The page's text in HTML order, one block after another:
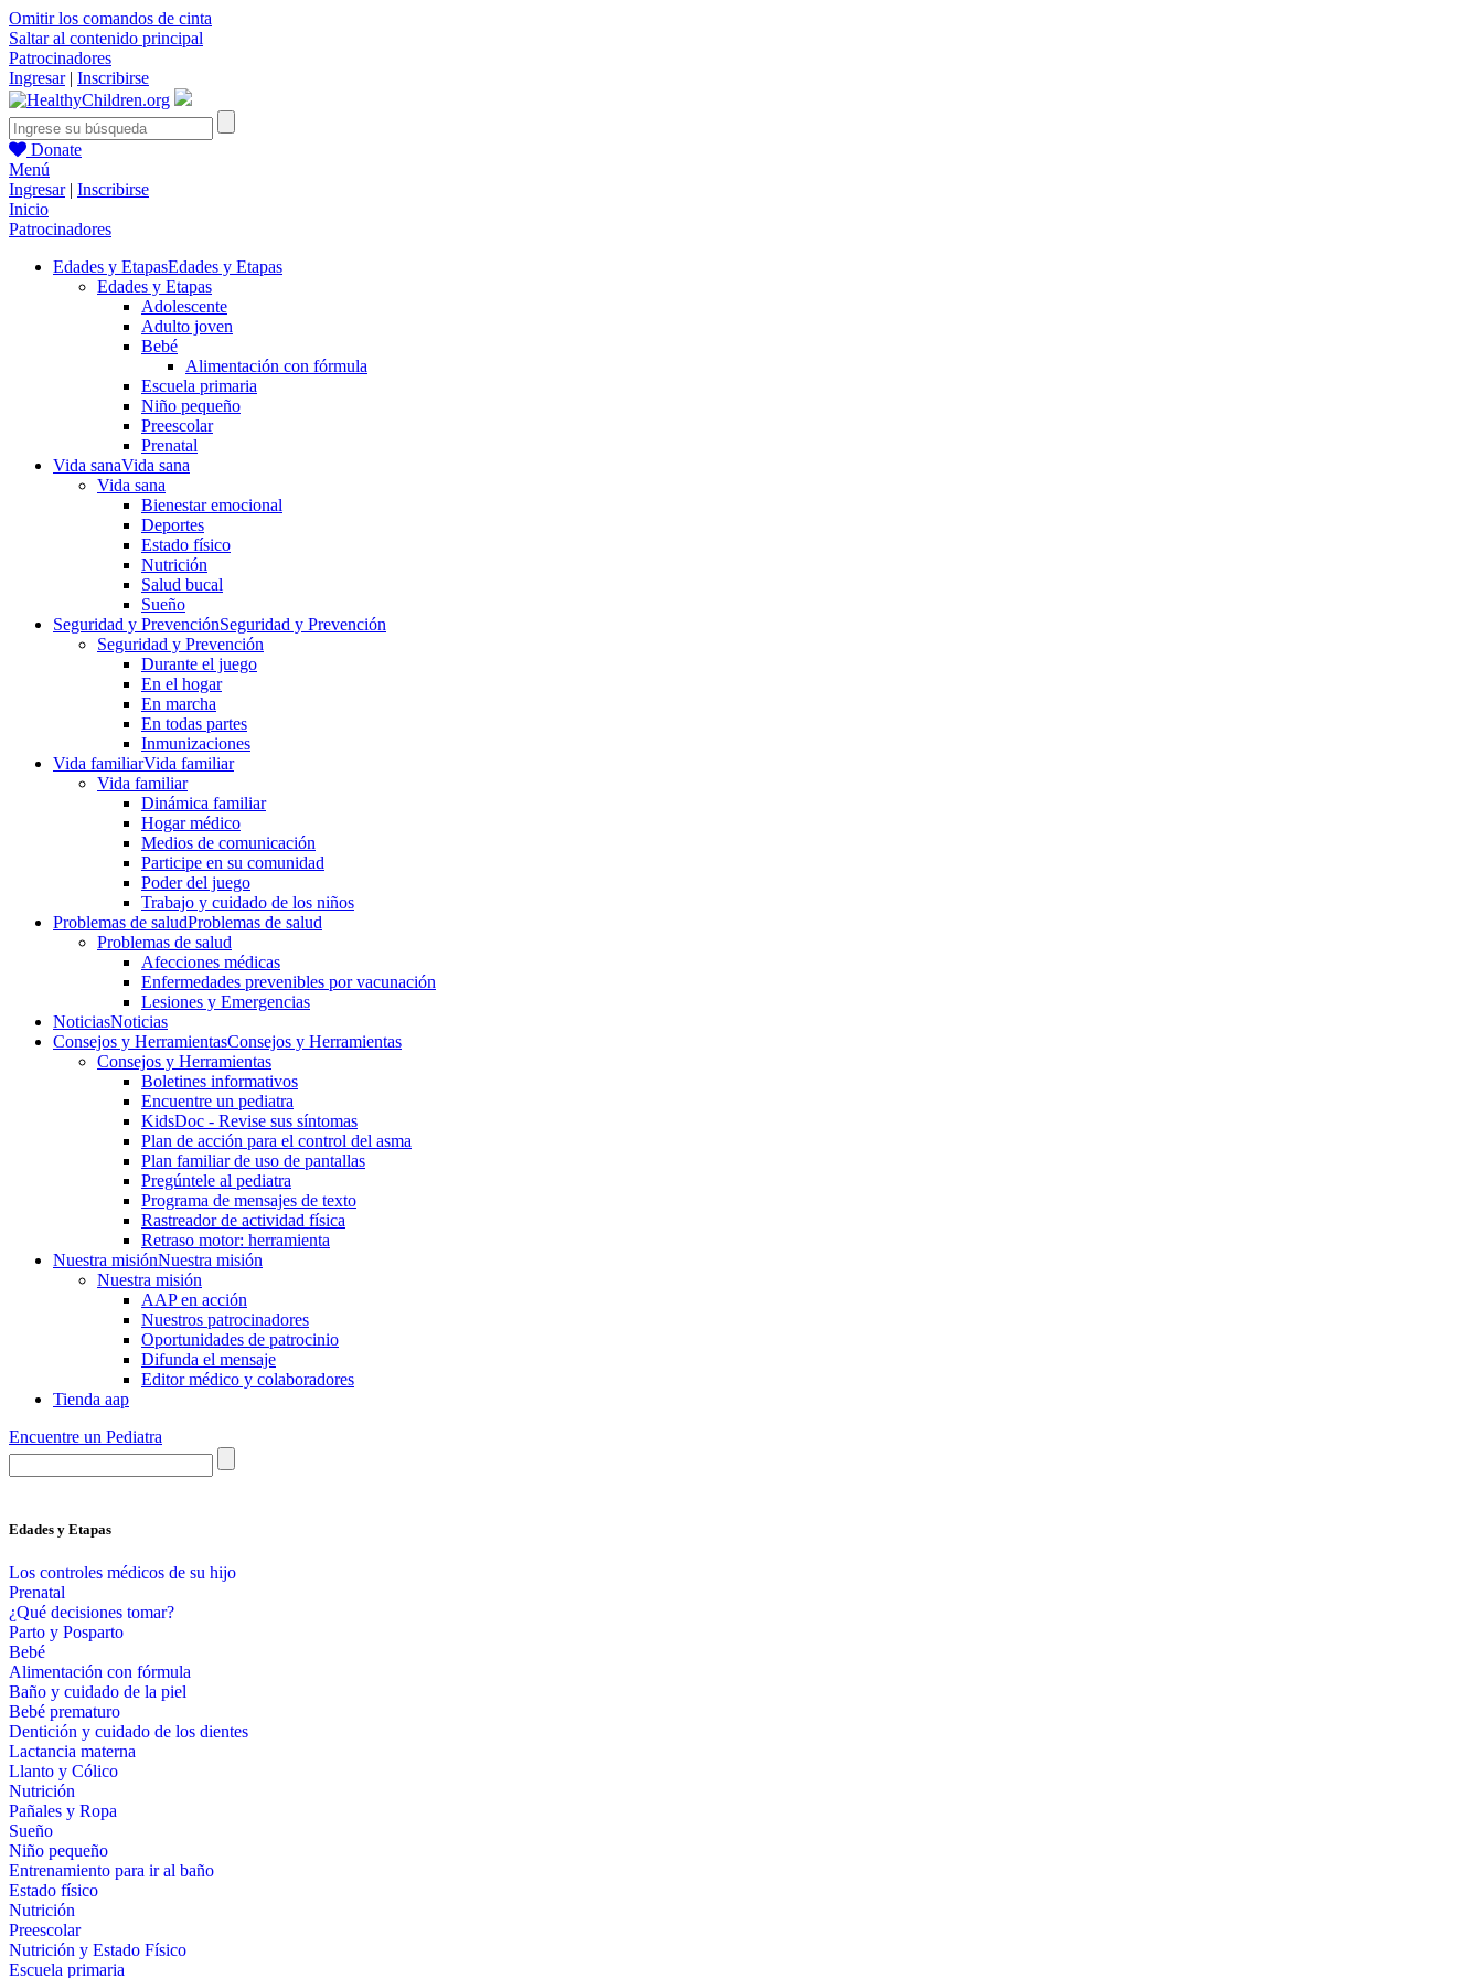
Omitir los comandos de cinta
Saltar al contenido principal
Patrocinadores
Ingresar| Inscribirse
Donate
Menú
Ingresar| Inscribirse
Inicio
Patrocinadores
Edades y EtapasEdades y Etapas
Edades y Etapas
Adolescente
Adulto joven
Bebé
Alimentación con fórmula
Escuela primaria
Niño pequeño
Preescolar
Prenatal
Vida sanaVida sana
Vida sana
Bienestar emocional
Deportes
Estado físico
Nutrición
Salud bucal
Sueño
Seguridad y PrevenciónSeguridad y Prevención
Seguridad y Prevención
Durante el juego
En el hogar
En marcha
En todas partes
Inmunizaciones
Vida familiarVida familiar
Vida familiar
Dinámica familiar
Hogar médico
Medios de comunicación
Participe en su comunidad
Poder del juego
Trabajo y cuidado de los niños
Problemas de saludProblemas de salud
Problemas de salud
Afecciones médicas
Enfermedades prevenibles por vacunación
Lesiones y Emergencias
NoticiasNoticias
Consejos y HerramientasConsejos y Herramientas
Consejos y Herramientas
Boletines informativos
Encuentre un pediatra
KidsDoc - Revise sus síntomas
Plan de acción para el control del asma
Plan familiar de uso de pantallas
Pregúntele al pediatra
Programa de mensajes de texto
Rastre​​ador de activida​d física
Retraso motor: herramienta
Nuestra misiónNuestra misión
Nuestra misión
AAP en acción
Nuestros patrocinadores
Oportunidades de patrocinio
Difunda el mensaje
Editor médico y colaboradores
Tienda aap
Encuentre un Pediatra
Edades y Etapas
Los controles médicos de su hijo
Prenatal
¿Qué decisiones tomar?
Parto y Posparto
Bebé
Alimentación con fórmula
Baño y cuidado de la piel
Bebé prematuro
Dentición y cuidado de los dientes
Lactancia materna
Llanto y Cólico
Nutrición
Pañales y Ropa
Sueño
Niño pequeño
Entrenamiento para ir al baño
Estado físico
Nutrición
Preescolar
Nutrición y Estado Físico
Escuela primaria